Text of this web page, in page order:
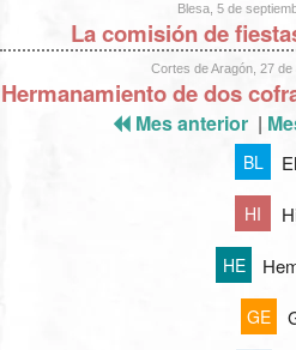
Blesa, 5 de
La comisión de
Cortes de Aragón, 27
Hermanamiento de dos
Mes anterior|
BL
HI
HE
GE